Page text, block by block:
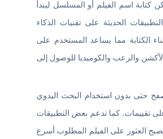
اسم الفيلم أو المسلسل ليبدأ
الحديثة على تقنيات الذكاء
الكتابة مما يساعد المستخدم على
والرعب والكوميديا للوصول إلى
حتى بدون استخدام البحث اليدوي
تقييمات. كما تدعم بعض التطبيقات
العثور على الفيلم المطلوب أسرع